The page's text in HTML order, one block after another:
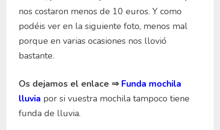
nos costaron menos de 10 euros. Y como
podéis ver en la siguiente foto, menos mal
porque en varias ocasiones nos llovió
bastante.
Os dejamos el enlace ⇒ Funda mochila
lluvia por si vuestra mochila tampoco tiene
funda de lluvia.